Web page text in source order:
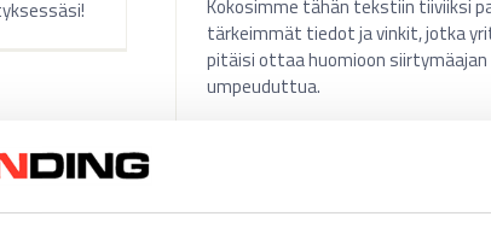
Kokosimme tähän tekstiin tiiviiksi
tärkeimmät tiedot ja vinkit, jotka
pitäisi ottaa huomioon siirtymäajan
umpeuduttua.